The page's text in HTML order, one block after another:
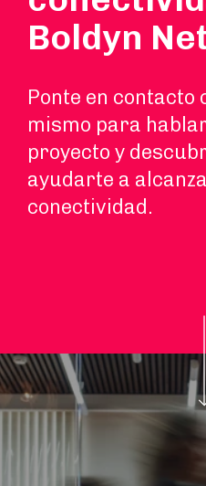
Boldyn
Ponte en contacto
mismo para
proyecto y
ayudarte a
conectividad.